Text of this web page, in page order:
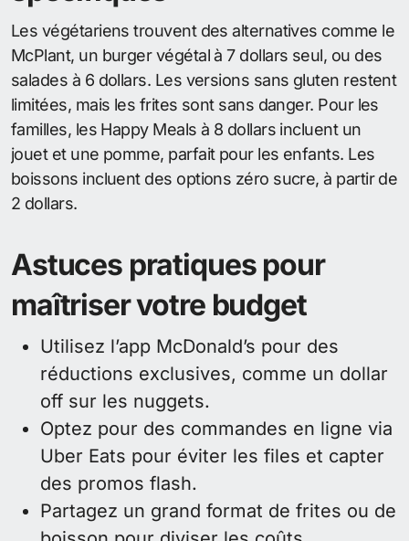
Les végétariens trouvent des alternatives comme le
McPlant, un burger végétal à 7 dollars seul, ou des
salades à 6 dollars. Les versions sans gluten restent
limitées, mais les frites sont sans danger. Pour les
familles, les Happy Meals à 8 dollars incluent un
jouet et une pomme, parfait pour les enfants. Les
boissons incluent des options zéro sucre, à partir de
2 dollars.
Astuces pratiques pour
maîtriser votre budget
Utilisez l’app McDonald’s pour des
réductions exclusives, comme un dollar
off sur les nuggets.
Optez pour des commandes en ligne via
Uber Eats pour éviter les files et capter
des promos flash.
Partagez un grand format de frites ou de